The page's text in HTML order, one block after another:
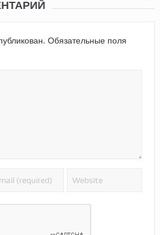
Обязательные поля